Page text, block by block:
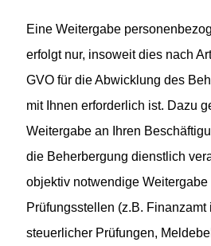
Eine Weitergabe
erfolgt nur, insoweit dies nach
GVO für die Abwicklung des
mit Ihnen erforderlich ist. Dazu
Weitergabe an Ihren
die Beherbergung dienstlich
objektiv notwendige Weitergabe
Prüfungsstellen (z.B.
steuerlicher Prüfungen,